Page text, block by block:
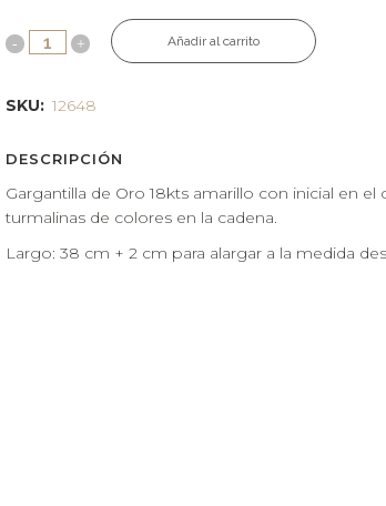
Añadir al carrito
SKU: 12648
DESCRIPCIÓN
Gargantilla de Oro 18kts amarillo con inicial en el
turmalinas de colores en la cadena.
Largo: 38 cm + 2 cm para alargar a la medida